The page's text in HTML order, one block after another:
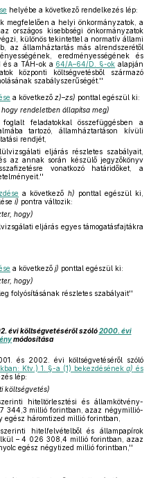
helyébe a következő rendelkezés lép:
megfelelően a helyi önkormányzatok, a
országos kisebbségi önkormányzatok
különös tekintettel a normatív állami
az államháztartás más alrendszerétől
eredményességének és
és a TÁH-ok a 64/A–64/D. §-ok alapján
központi költségvetésből származó
szabályszerűségét.''
a következő z)–zs) ponttal egészül ki:
rendeletben állapítsa meg)
foglalt feladatokkal összefüggésben a
tartozó, államháztartáson kívüli
rendjét,
eljárás részletes szabályait,
az annak során készülő jegyzőkönyv
vonatkozó határidőket, a
a következő h) ponttal egészül ki,
i) pontra változik:
hogy)
eljárás egyes támogatásfajtákra
a következő j) ponttal egészül ki:
hogy)
folyósításának részletes szabályait''
évi költségvetéséről szóló2000. évi
módosítása
és 2002. évi költségvetéséről szóló
Ktv.) 1. §-a (1) bekezdéséneka) és
lép:
költségvetés)
hiteltörlesztési és államkötvény-
344,3 millió forintban, azaz négymillió-
háromtized millió forintban,
hitelfelvételből és állampapírok
– 4 026 308,4 millió forintban, azaz
egész négytized millió forintban,''